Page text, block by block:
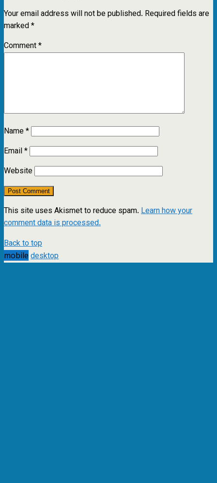
Your email address will not be published. Required fields are
marked*
Comment*
Name*
Email*
Website
This site uses Akismet to reduce spam. Learn how your
comment data is processed.
Back to top
mobile desktop